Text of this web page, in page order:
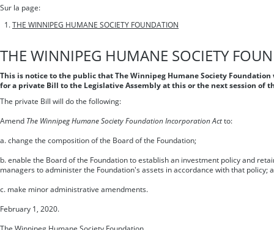
Sur la page:
THE WINNIPEG HUMANE SOCIETY FOUNDATION
THE WINNIPEG HUMANE SOCIETY
This is notice to the public that The Winnipeg Humane Society
for a private Bill to the Legislative Assembly at this or the next session of
The private Bill will do the following:
Amend The Winnipeg Humane Society Foundation Incorporation Actto:
a. change the composition of the Board of the Foundation;
b. enable the Board of the Foundation to establish an investment policy and
managers to administer the Foundation's assets in accordance with that policy;
c. make minor administrative amendments.
February 1, 2020.